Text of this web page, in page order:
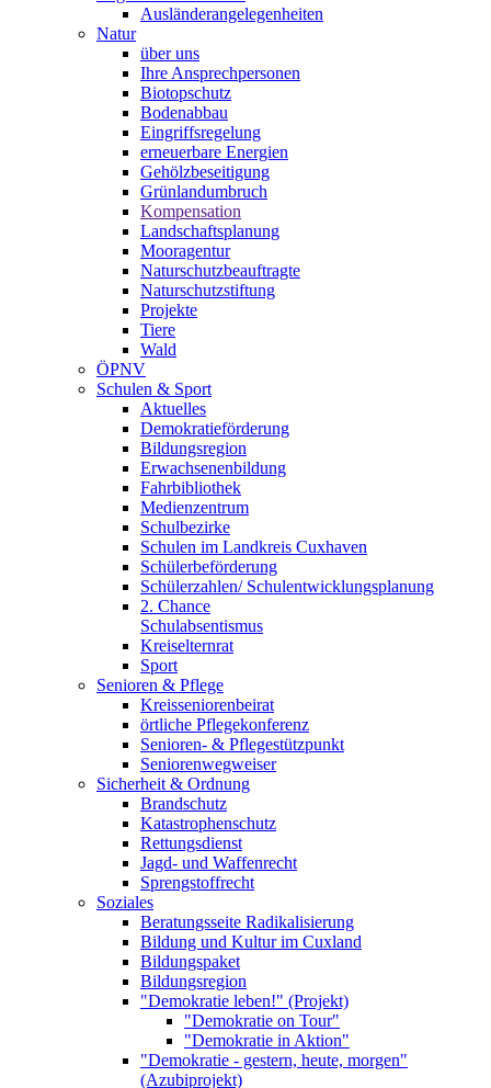
Ausländerangelegenheiten
Natur
über uns
Ihre Ansprechpersonen
Biotopschutz
Bodenabbau
Eingriffsregelung
erneuerbare Energien
Gehölzbeseitigung
Grünlandumbruch
Kompensation
Landschaftsplanung
Mooragentur
Naturschutzbeauftragte
Naturschutzstiftung
Projekte
Tiere
Wald
ÖPNV
Schulen & Sport
Aktuelles
Demokratieförderung
Bildungsregion
Erwachsenenbildung
Fahrbibliothek
Medienzentrum
Schulbezirke
Schulen im Landkreis Cuxhaven
Schülerbeförderung
Schülerzahlen/ Schulentwicklungsplanung
2. Chance
Schulabsentismus
Kreiselternrat
Sport
Senioren & Pflege
Kreisseniorenbeirat
örtliche Pflegekonferenz
Senioren- & Pflegestützpunkt
Seniorenwegweiser
Sicherheit & Ordnung
Brandschutz
Katastrophenschutz
Rettungsdienst
Jagd- und Waffenrecht
Sprengstoffrecht
Soziales
Beratungsseite Radikalisierung
Bildung und Kultur im Cuxland
Bildungspaket
Bildungsregion
"Demokratie leben!" (Projekt)
"Demokratie on Tour"
"Demokratie in Aktion"
"Demokratie - gestern, heute, morgen"
(Azubiprojekt)